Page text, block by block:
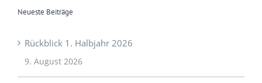
Neueste Beiträge
Rückblick 1. Halbjahr 2026
9. August 2026